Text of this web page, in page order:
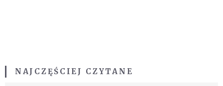
NAJCZĘŚCIEJ CZYTANE